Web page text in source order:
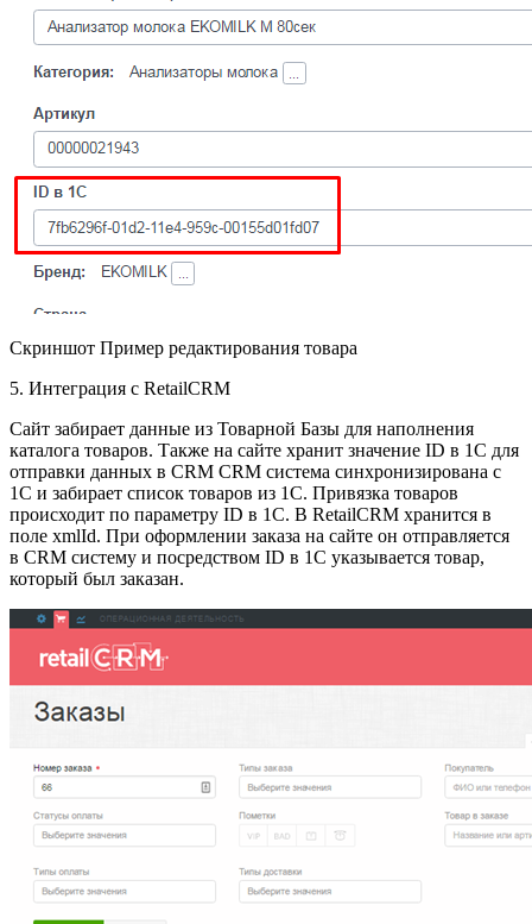
Скриншот Пример редактирования товара
5. Интеграция с RetailCRM
Сайт забирает данные из Товарной Базы для наполнения
каталога товаров. Также на сайте хранит значение ID в 1С для
отправки данных в CRM CRM система синхронизирована с
1С и забирает список товаров из 1С. Привязка товаров
происходит по параметру ID в 1С. В RetailCRM хранится в
поле xmlId. При оформлении заказа на сайте он отправляется
в CRM систему и посредством ID в 1С указывается товар,
который был заказан.